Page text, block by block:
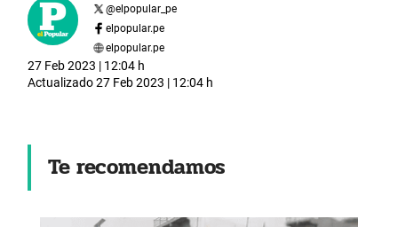
@elpopular_pe
elpopular.pe
elpopular.pe
27 Feb 2023 | 12:04 h
Actualizado27 Feb 2023 | 12:04 h
Te recomendamos